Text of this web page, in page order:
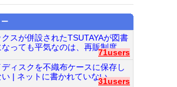
）
倉庫
ー
スが併設されたTSUTAYAが図書
っても平気なのは、再販制度...
71users
ィスクを不織布ケースに保存し
い | ネットに書かれていない...
31users